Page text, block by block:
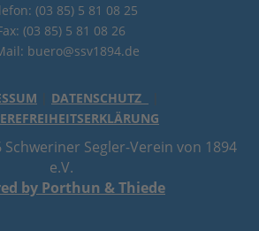
DATENSCHUTZ
Segler-Verein von 1894
e.V.
by Porthun & Thiede
(03 85) 5 81 08 25
(03 85) 5 81 08 26
buero@ssv1894.de